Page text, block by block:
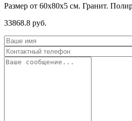
Размер от 60х80х5 см. Гранит.
33868.8 руб.